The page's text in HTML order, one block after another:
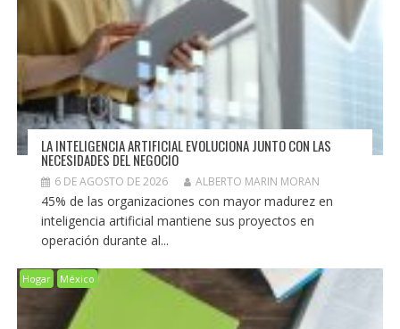
LA INTELIGENCIA ARTIFICIAL EVOLUCIONA JUNTO CON LAS
NECESIDADES DEL NEGOCIO
6 DE AGOSTO DE 2026 ALBERTO MARIN MORAN
45% de las organizaciones con mayor madurez en
inteligencia artificial mantiene sus proyectos en
operación durante al...
Hogar México